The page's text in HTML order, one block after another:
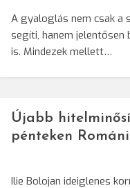
A gyaloglás nem csak a
segíti, hanem
is. Mindezek mellett…
Újabb
pénteken
Ilie Bolojan ideiglenes